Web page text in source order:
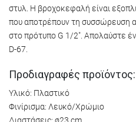
στυλ. Η βροχοκεφαλή είναι
που αποτρέπουν τη συσσώρευση
στο πρότυπο G 1/2". Απολαύστε
D-67.
Προδιαγραφές προϊόντος:
Υλικό: Πλαστικό
Φινίρισμα: Λευκό/Χρώμιο
Διαστάσεις: ø23 cm